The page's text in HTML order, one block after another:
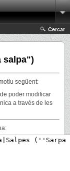
Cercar
salpa")
següent:
poder modificar
a través de les